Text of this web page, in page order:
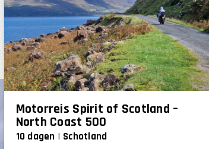
Motorreis Spirit of Scotland –
North Coast 500
10 dagen Schotland